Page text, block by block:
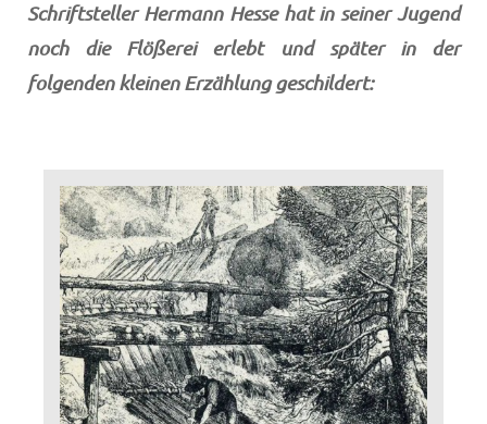
Schriftsteller Hermann Hesse hat in seiner Jugend
noch die Flößerei erlebt und später in der
folgenden kleinen Erzählung geschildert: